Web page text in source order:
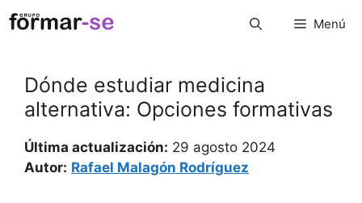
Saltar
al
Menú
Dónde estudiar medicina
alternativa: Opciones formativas
Última actualización: 29 agosto 2024
Autor: Rafael Malagón Rodríguez